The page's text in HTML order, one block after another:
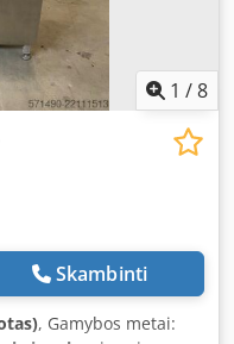
1 /8
Skambinti
, Gamybos metai: